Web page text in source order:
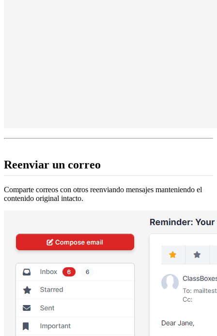
Reenviar un correo
Comparte correos con otros reenviando mensajes manteniendo el
contenido original intacto.